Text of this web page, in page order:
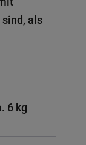
als
6 kg